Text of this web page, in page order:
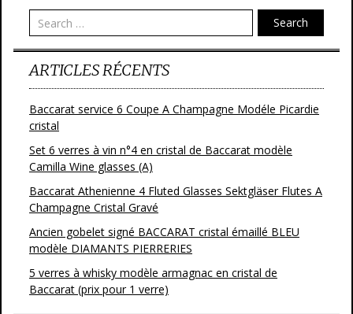
Search
ARTICLES RÉCENTS
Baccarat service 6 Coupe A Champagne Modéle Picardie
cristal
Set 6 verres à vin n°4 en cristal de Baccarat modèle
Camilla Wine glasses (A)
Baccarat Athenienne 4 Fluted Glasses Sektgläser Flutes A
Champagne Cristal Gravé
Ancien gobelet signé BACCARAT cristal émaillé BLEU
modèle DIAMANTS PIERRERIES
5 verres à whisky modèle armagnac en cristal de
Baccarat (prix pour 1 verre)